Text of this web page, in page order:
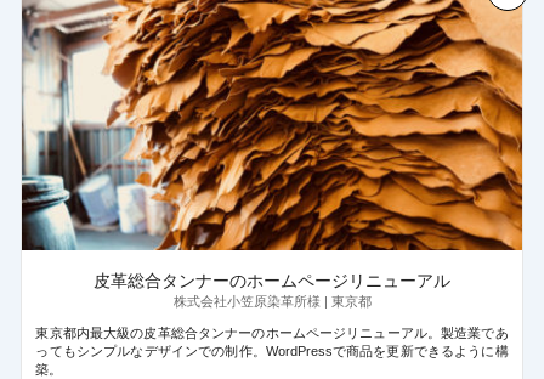
皮革総合タンナーのホームページリニューアル
株式会社小笠原染革所様 | 東京都
東京都内最大級の皮革総合タンナーのホームページリニューアル。製造業であ
ってもシンプルなデザインでの制作。WordPressで商品を更新できるように構
築。